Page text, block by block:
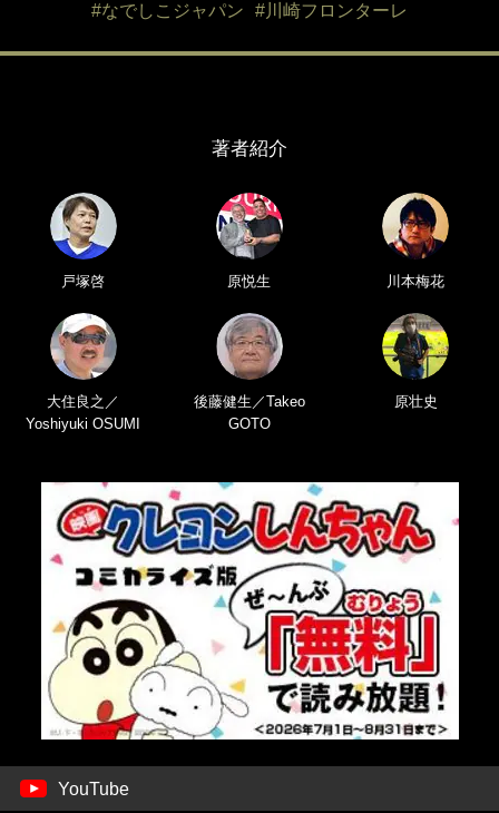
#なでしこジャパン
#川崎フロンターレ
著者紹介
戸塚啓 原悦生 川本梅花
大住良之／
Yoshiyuki OSUMI
後藤健生／Takeo
GOTO
原壮史
YouTube